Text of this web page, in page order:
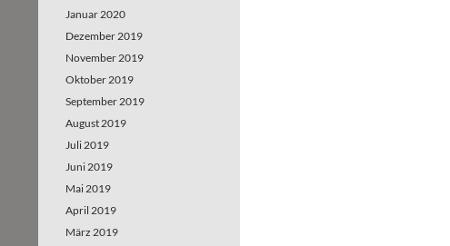
Januar 2020
Dezember 2019
November 2019
Oktober 2019
September 2019
August 2019
Juli 2019
Juni 2019
Mai 2019
April 2019
März 2019